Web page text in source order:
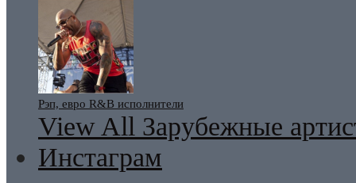
Рэп, евро R&B исполнители
View All Зарубежные
Инстаграм